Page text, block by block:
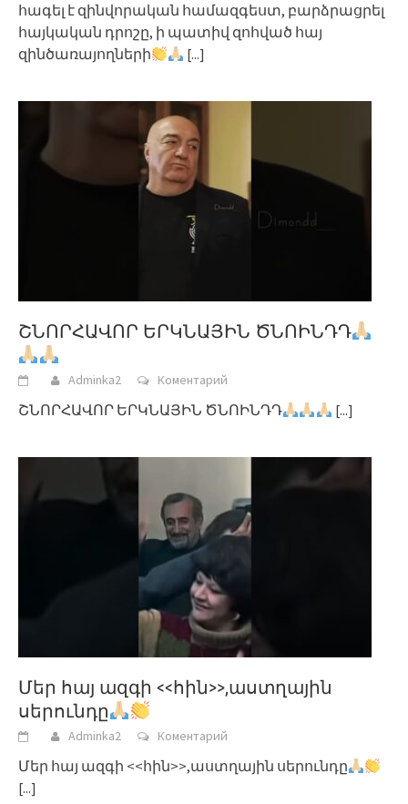
հագել է զինվորական համազգեստ, բարձրացրել
հայկական դրոշը, ի պատիվ զոհված հայ
զինծառայողների
[...]
ՇՆՈՐՀԱՎՈՐ ԵՐԿՆԱՅԻՆ ԾՆՈԻՆԴԴ
Adminka2 Коментарий
ՇՆՈՐՀԱՎՈՐ ԵՐԿՆԱՅԻՆ ԾՆՈԻՆԴԴ [...]
Մեր հայ ազգի <<հին>>,աստղային
սերունդը
Adminka2 Коментарий
Մեր հայ ազգի <<հին>>,աստղային սերունդը
[...]